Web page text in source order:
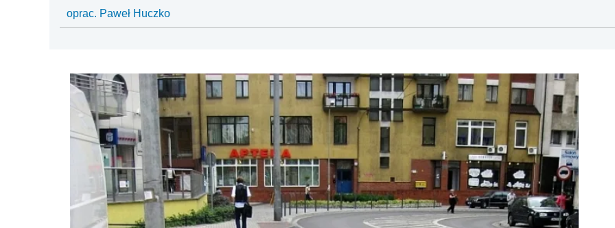
oprac. Paweł Huczko